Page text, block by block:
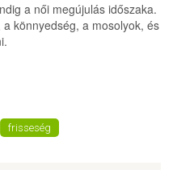
a női megújulás időszaka.
könnyedség, a mosolyok, és
frisseség